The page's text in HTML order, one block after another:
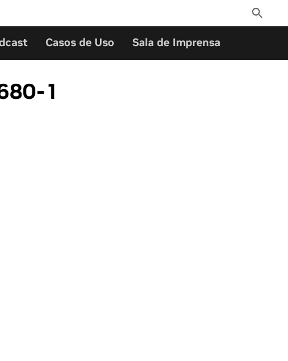
Toggle
Search
Casos de Uso Sala de Imprensa
1